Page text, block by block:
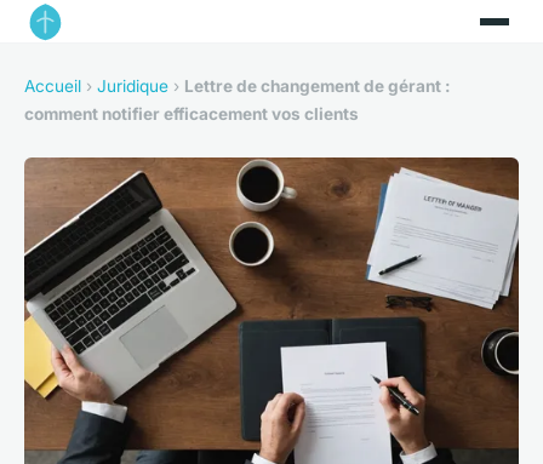
Accueil › Juridique › Lettre de changement de gérant :
comment notifier efficacement vos clients